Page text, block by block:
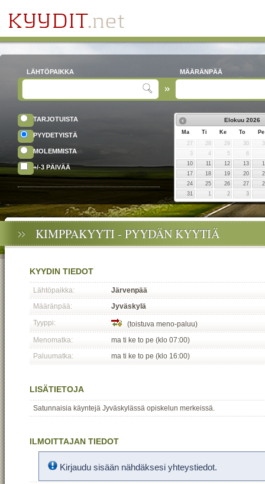
LÄHTÖPAIKKA MÄÄRÄNPÄÄ
TARJOTUISTA
PYYDETYISTÄ
MOLEMMISTA
+/-3 PÄIVÄÄ
Elokuu 2026
Ma Ti Ke To
Pe
27
28 29 30
3
4 5
6
10
11 12 13
17
18 19 20
24
25 26 27
31
1 2 3
KIMPPAKYYTI - PYYDÄN KYYTIÄ
KYYDIN TIEDOT
Lähtöpaikka:
Järvenpää
Määränpää:
Jyväskylä
Tyyppi:
(toistuva meno-paluu)
Menomatka:
ma ti ke to pe (klo 07:00)
Paluumatka:
ma ti ke to pe (klo 16:00)
LISÄTIETOJA
Satunnaisia käyntejä Jyväskylässä opiskelun merkeissä.
ILMOITTAJAN TIEDOT
Kirjaudu sisään nähdäksesi yhteystiedot.